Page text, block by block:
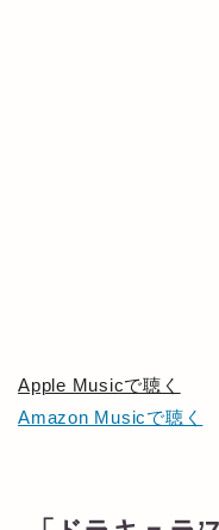
Apple Musicで聴く
Amazon Musicで聴く